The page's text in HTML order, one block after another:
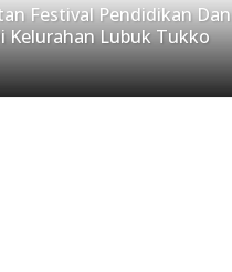
Festival Pendidikan Dan
Kelurahan Lubuk Tukko